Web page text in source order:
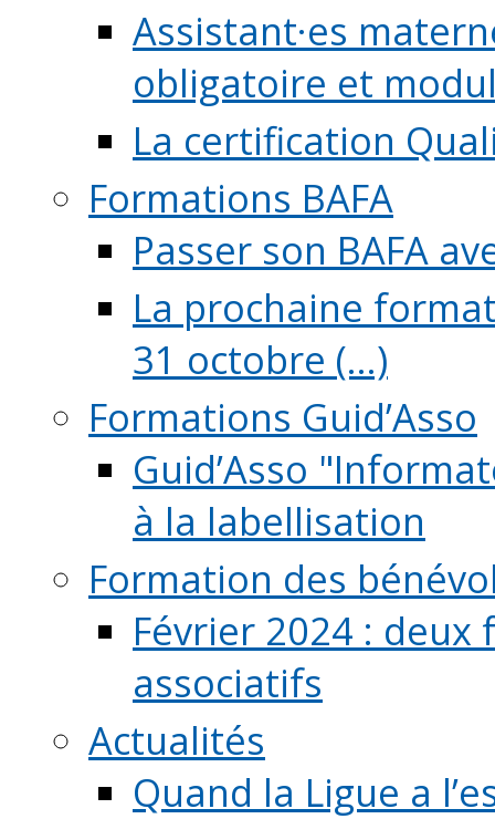
Assistant·es
obligatoire et
La certification
Formations BAFA
Passer son BAFA
La prochaine
31 octobre (...)
Formations Guid’Asso
Guid’Asso
à la labellisation
Formation des
Février 2024 :
associatifs
Actualités
Quand la Ligue a